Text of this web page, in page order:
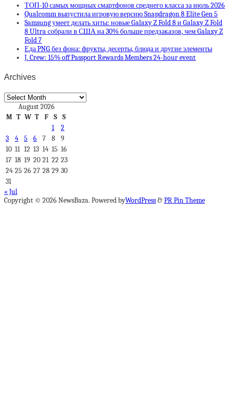
ТОП-10 самых мощных смартфонов среднего класса за июль 2026
Qualcomm выпустила игровую версию Snapdragon 8 Elite Gen 5
Samsung умеет делать хиты: новые Galaxy Z Fold 8 и Galaxy Z Fold
8 Ultra собрали в США на 30% больше предзаказов, чем Galaxy Z
Fold 7
Еда PNG без фона: фрукты, десерты, блюда и другие элементы
J. Crew: 15% off Passport Rewards Members 24-hour event
Archives
Archives
August 2026
M T W T F S
S
1
2
3
4 5 6 7 8
9
10 11 12 13 14 15 16
17 18 19 20 21 22 23
24 25 26 27 28 29 30
31
« Jul
Copyright © 2026 NewsBaza. Powered byWordPress&PR Pin Theme